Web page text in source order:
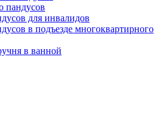
пандусов
для инвалидов
в подъезде многоквартирного
в ванной